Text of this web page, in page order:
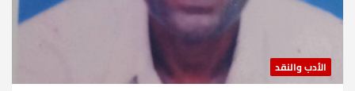
الأدب والنقد